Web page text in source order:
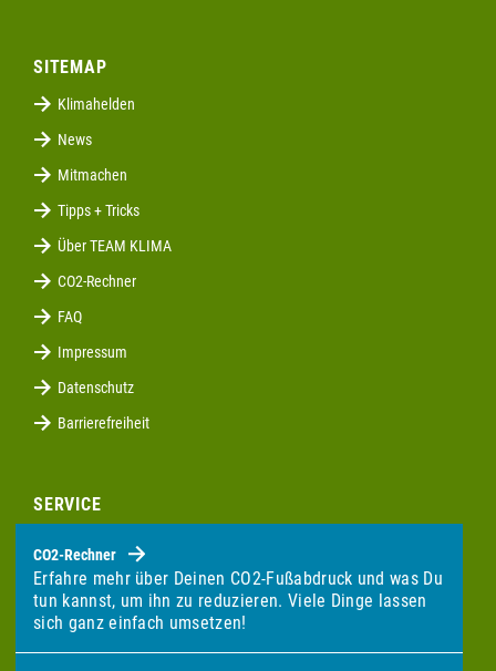
SITEMAP
Klimahelden
News
Mitmachen
Tipps + Tricks
Über TEAM KLIMA
CO2-Rechner
FAQ
Impressum
Datenschutz
Barrierefreiheit
SERVICE
CO2-Rechner
Erfahre mehr über Deinen CO2-Fußabdruck und was Du
tun kannst, um ihn zu reduzieren. Viele Dinge lassen
sich ganz einfach umsetzen!